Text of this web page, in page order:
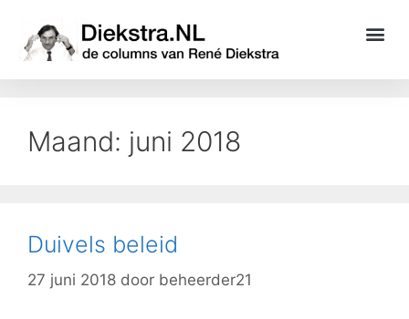
Maand: juni 2018
Duivels beleid
27 juni 2018 door beheerder21